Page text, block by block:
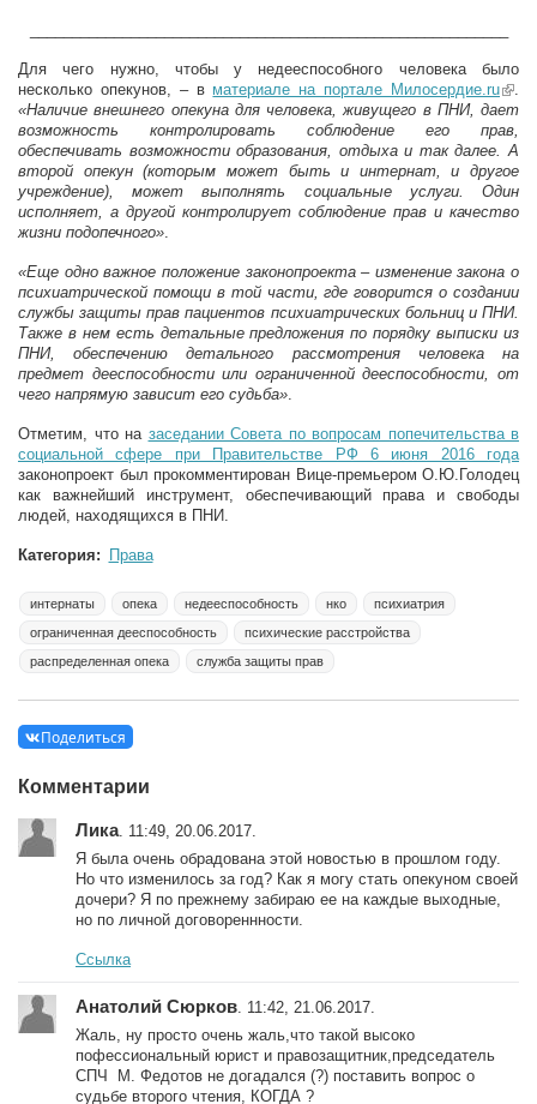
Для чего нужно, чтобы у недееспособного человека было
несколько опекунов, – в материале на портале Милосердие.ru
.
«Наличие внешнего опекуна для человека, живущего в ПНИ, дает
возможность контролировать соблюдение его прав,
обеспечивать возможности образования, отдыха и так далее. А
второй опекун (которым может быть и интернат, и другое
учреждение), может выполнять социальные услуги. Один
исполняет, а другой контролирует соблюдение прав и качество
жизни подопечного».
«Еще одно важное положение законопроекта – изменение закона о
психиатрической помощи в той части, где говорится о создании
службы защиты прав пациентов психиатрических больниц и ПНИ.
Также в нем есть детальные предложения по порядку выписки из
ПНИ, обеспечению детального рассмотрения человека на
предмет дееспособности или ограниченной дееспособности, от
чего напрямую зависит его судьба».
Отметим, что на заседании Совета по вопросам попечительства в
социальной сфере при Правительстве РФ 6 июня 2016 года
законопроект был прокомментирован Вице-премьером О.Ю.Голодец
как важнейший инструмент, обеспечивающий права и свободы
людей, находящихся в ПНИ.
Категория: Права
интернаты опека недееспособность нко
психиатрия
ограниченная дееспособность
психические расстройства
распределенная опека
служба защиты прав
Поделиться
Комментарии
Лика. 11:49, 20.06.2017.
Я была очень обрадована этой новостью в прошлом году.
Но что изменилось за год? Как я могу стать опекуном своей
дочери? Я по прежнему забираю ее на каждые выходные,
но по личной договореннности.
Ссылка
Анатолий Сюрков . 11:42, 21.06.2017.
Жаль, ну просто очень жаль,что такой высоко
пофессиональный юрист и правозащитник,председатель
СПЧ М. Федотов не догадался (?) поставить вопрос о
судьбе второго чтения, КОГДА ?